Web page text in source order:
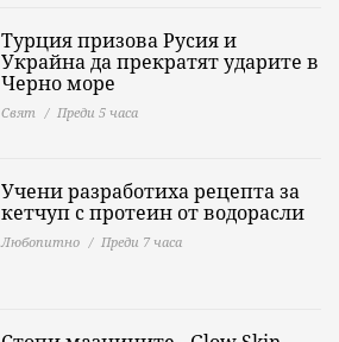
Турция призова Русия и
Украйна да прекратят ударите в
Черно море
Свят Преди 5 часа
Учени разработиха рецепта за
кетчуп с протеин от водорасли
Любопитно Преди 7 часа